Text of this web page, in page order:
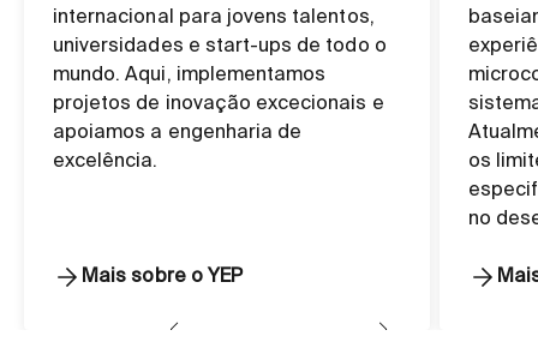
internacional para jovens talentos,
universidades e start-ups de todo o
mundo. Aqui, implementamos
projetos de inovação excecionais e
apoiamos a engenharia de
excelência.
Mais sobre o YEP
os
no